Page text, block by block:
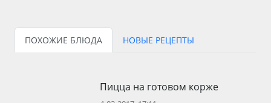
ПОХОЖИЕ БЛЮДА НОВЫЕ РЕЦЕПТЫ
Пицца на готовом корже